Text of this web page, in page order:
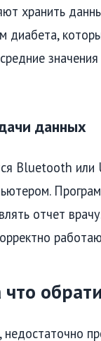
хранить
диабета,
данных
Bluetooth или
отчет